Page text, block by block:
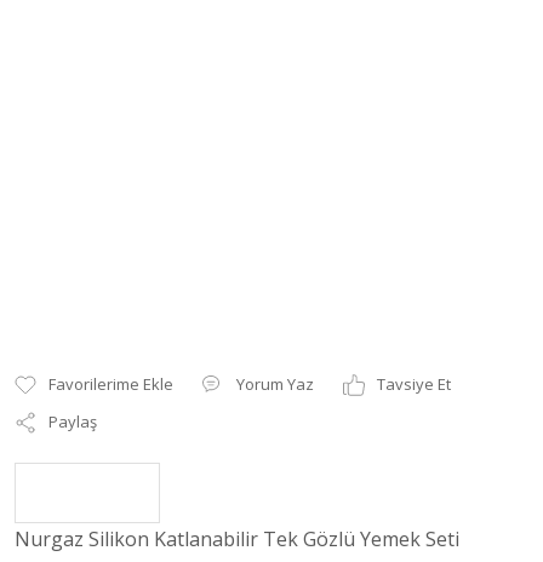
Yorum Yaz
Tavsiye Et
Paylaş
Nurgaz Silikon Katlanabilir Tek Gözlü Yemek Seti